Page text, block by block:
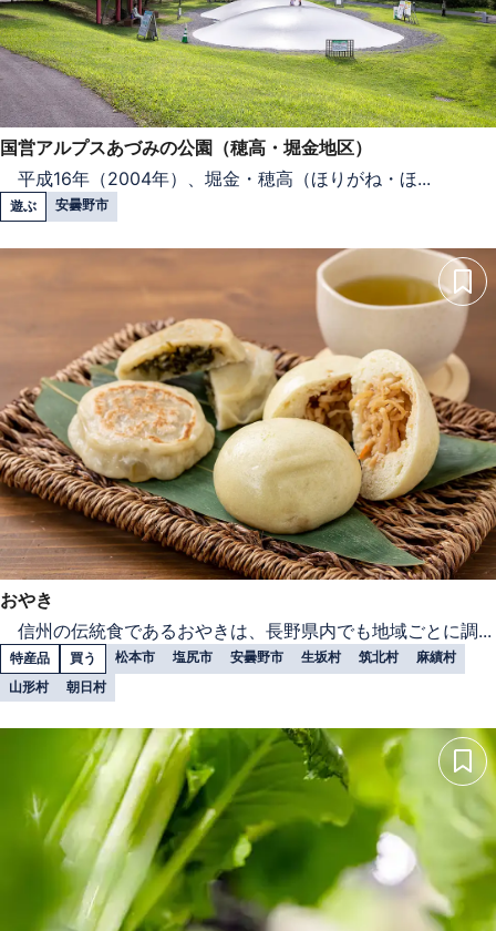
国営アルプスあづみの公園（穂高・堀金地区）
平成16年（2004年）、堀金・穂高（ほりがね・ほ...
遊ぶ 安曇野市
おやき
信州の伝統食であるおやきは、長野県内でも地域ごとに調...
特産品 買う 松本市 塩尻市 安曇野市 生坂村 筑北村
麻績村
山形村
朝日村